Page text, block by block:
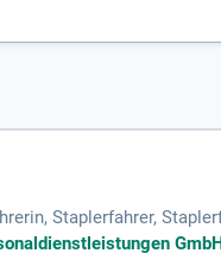
Staplerfahrer,